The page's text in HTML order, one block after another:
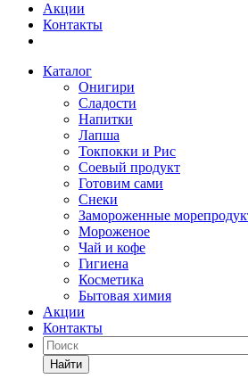
Акции
Контакты
Каталог
Онигири
Сладости
Напитки
Лапша
Токпокки и Рис
Соевый продукт
Готовим сами
Снеки
Замороженные
Мороженое
Чай и кофе
Гигиена
Косметика
Бытовая химия
Акции
Контакты
Найти